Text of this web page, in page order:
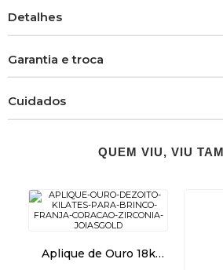
Detalhes
Garantia e troca
Cuidados
QUEM VIU, VIU
Aplique de Ouro 18k